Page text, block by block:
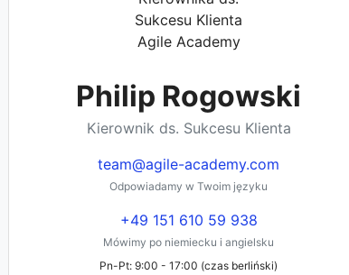
Philip Rogowski
Kierownik ds. Sukcesu Klienta
team@agile-academy.com
Odpowiadamy w Twoim języku
+49 151 610 59 938
Mówimy po niemiecku i angielsku
Pn-Pt: 9:00 - 17:00 (czas berliński)